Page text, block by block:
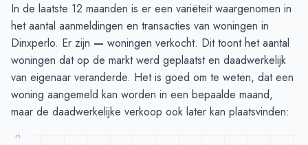
In de laatste 12 maanden is er een variëteit waargenomen in
het aantal aanmeldingen en transacties van woningen in
Dinxperlo. Er zijn — woningen verkocht. Dit toont het aantal
woningen dat op de markt werd geplaatst en daadwerkelijk
van eigenaar veranderde. Het is goed om te weten, dat een
woning aangemeld kan worden in een bepaalde maand,
maar de daadwerkelijke verkoop ook later kan plaatsvinden:
35